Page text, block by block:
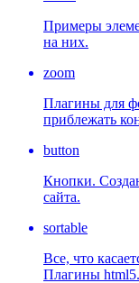
Примеры
на них.
zoom
Плагины для
приблежать
button
Кнопки.
сайта.
sortable
Все, что
Плагины html5.